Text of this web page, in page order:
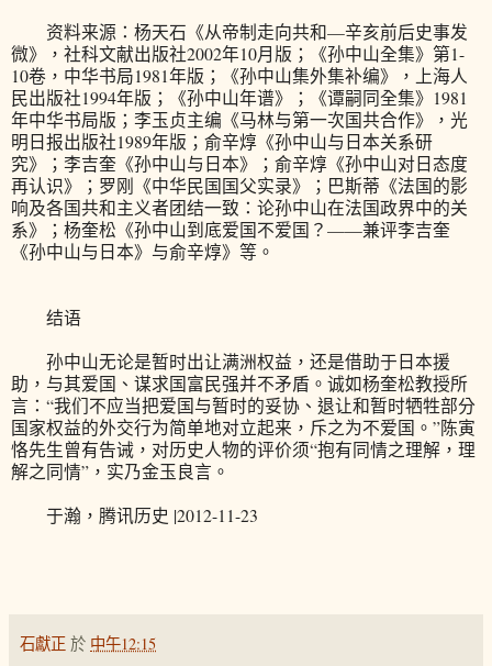
资料来源：杨天石《从帝制走向共和—辛亥前后史事发
微》，社科文献出版社2002年10月版；《孙中山全集》第1-
10卷，中华书局1981年版；《孙中山集外集补编》，上海人
民出版社1994年版；《孙中山年谱》；《谭嗣同全集》1981
年中华书局版；李玉贞主编《马林与第一次国共合作》，光
明日报出版社1989年版；俞辛焞《孙中山与日本关系研
究》；李吉奎《孙中山与日本》；俞辛焞《孙中山对日态度
再认识》；罗刚《中华民国国父实录》；巴斯蒂《法国的影
响及各国共和主义者团结一致：论孙中山在法国政界中的关
系》；杨奎松《孙中山到底爱国不爱国？——兼评李吉奎
《孙中山与日本》与俞辛焞》等。
结语
孙中山无论是暂时出让满洲权益，还是借助于日本援
助，与其爱国、谋求国富民强并不矛盾。诚如杨奎松教授所
言：“我们不应当把爱国与暂时的妥协、退让和暂时牺牲部分
国家权益的外交行为简单地对立起来，斥之为不爱国。”陈寅
恪先生曾有告诫，对历史人物的评价须“抱有同情之理解，理
解之同情”，实乃金玉良言。
于瀚，腾讯历史 |2012-11-23
石獻正 於 中午12:15